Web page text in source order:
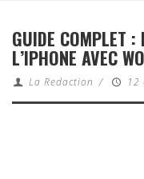
GUIDE COMPLET
L’IPHONE AVEC
La Redaction / 12